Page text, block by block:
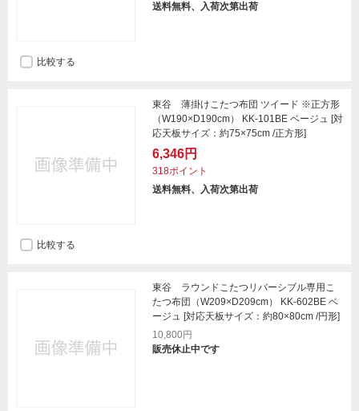
送料無料、入荷次第出荷
比較する
東谷 薄掛けこたつ布団 ツイード ※正方形
（W190×D190cm） KK-101BE ベージュ [対
応天板サイズ：約75×75cm /正方形]
6,346円
318ポイント
送料無料、入荷次第出荷
比較する
東谷 ラウンドこたつリバーシブル専用こ
たつ布団（W209×D209cm） KK-602BE ベ
ージュ [対応天板サイズ：約80×80cm /円形]
10,800円
販売休止中です